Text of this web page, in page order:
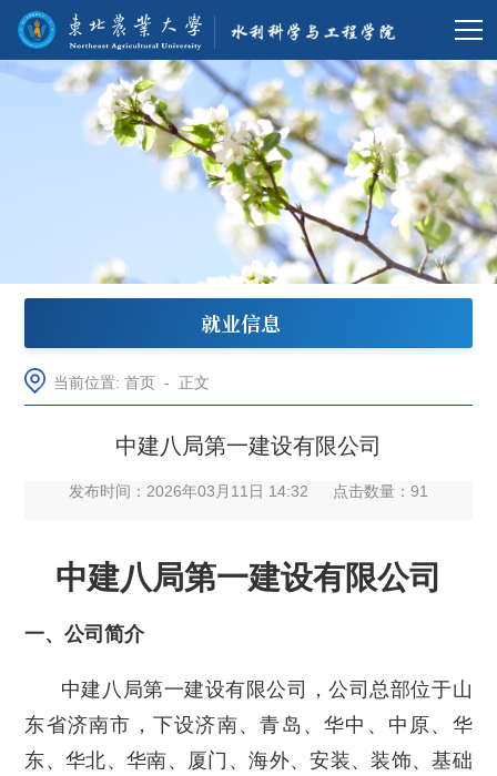
就业信息
当前位置:首页 - 正文
中建八局第一建设有限公司
发布时间：2026年03月11日 14:32 点击数量： 91
中建八局第一建设有限公司
一、公司简介
中建八局第一建设有限公司，公司总部位于山
东省济南市，下设济南、青岛、华中、中原、华
东、华北、华南、厦门、海外、安装、装饰、基础